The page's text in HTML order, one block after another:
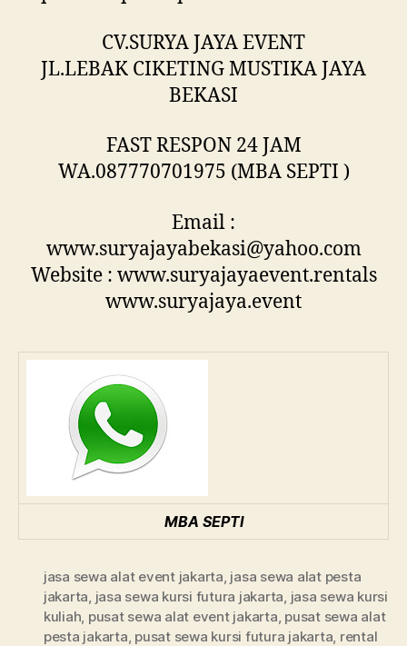
CV.SURYA JAYA EVENT
JL.LEBAK CIKETING MUSTIKA JAYA
BEKASI
FAST RESPON 24 JAM
WA.087770701975 (MBA SEPTI )
Email :
www.suryajayabekasi@yahoo.com
Website : www.suryajayaevent.rentals
www.suryajaya.event
MBA SEPTI
jasa sewa alat event jakarta jasa sewa alat pesta
jakarta jasa sewa kursi futura jakarta jasa sewa kursi
kuliah pusat sewa alat event jakarta pusat sewa alat
pesta jakarta pusat sewa kursi futura jakarta rental